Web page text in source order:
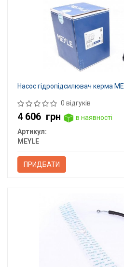
Насос гідропідсилювач керма
0 відгуків
4 606 грн
в наявності
Артикул:
MEYLE
ПРИДБАТИ